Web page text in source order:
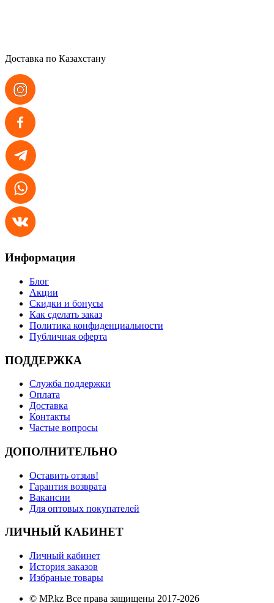
Доставка по Казахстану
Информация
Блог
Акции
Скидки и бонусы
Как сделать заказ
Политика конфиденциальности
Публичная оферта
ПОДДЕРЖКА
Служба поддержки
Оплата
Доставка
Контакты
Частые вопросы
ДОПОЛНИТЕЛЬНО
Оставить отзыв!
Гарантия возврата
Вакансии
Для оптовых покупателей
ЛИЧНЫЙ КАБИНЕТ
Личный кабинет
История заказов
Избраные товары
© MP.kz Все права защищены 2017-2026